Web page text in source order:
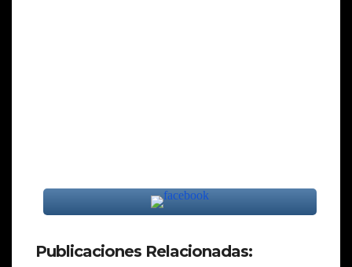
Publicaciones Relacionadas: